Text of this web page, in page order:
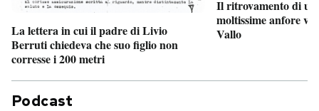
La lettera in cui il padre di Livio
Berruti chiedeva che suo figlio non
corresse i 200 metri
Il ritrovamento di
moltissime anfore
Vallo
Podcast